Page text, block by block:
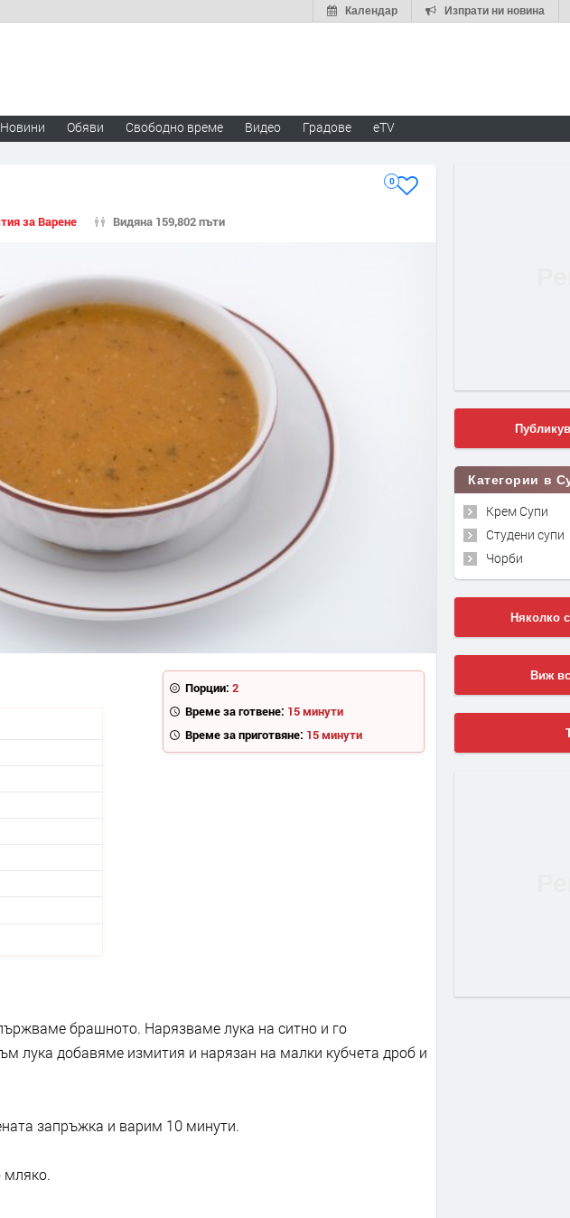
Изпрати ни новина
Календар
Новини Обяви Свободно време Видео Градове eTV
0
за Варене Видяна 159,802 пъти
Порции: 2
Време за готвене: 15 минути
Време за приготвяне: 15 минути
брашното. Нарязваме лука на ситно и го
лука добавяме измития и нарязан на малки кубчета дроб и
запръжка и варим 10 минути.
мляко.
Категории в
Крем Супи
Студени супи
Чорби
Няколко
Виж